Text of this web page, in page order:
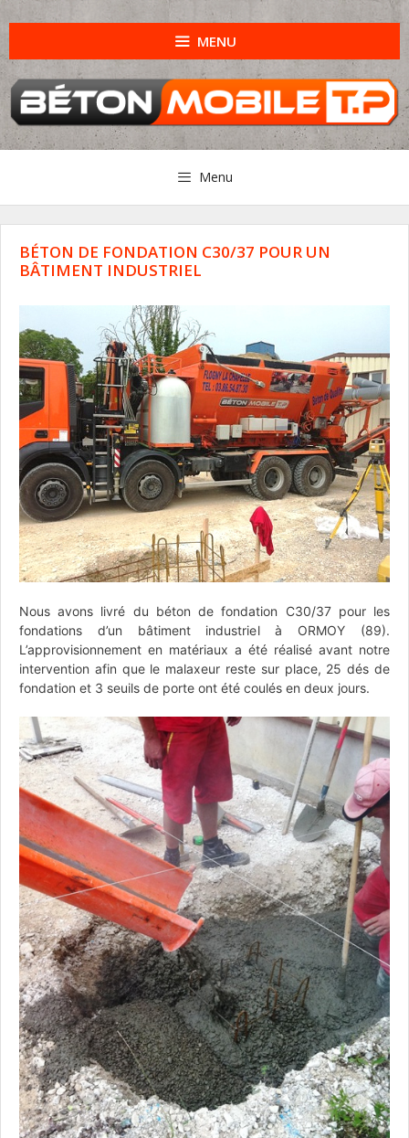
Aller
au
MENU
Menu
BÉTON DE FONDATION C30/37 POUR UN
BÂTIMENT INDUSTRIEL
Nous avons livré du béton de fondation C30/37 pour les
fondations d’un bâtiment industriel à ORMOY (89).
L’approvisionnement en matériaux a été réalisé avant notre
intervention afin que le malaxeur reste sur place, 25 dés de
fondation et 3 seuils de porte ont été coulés en deux jours.